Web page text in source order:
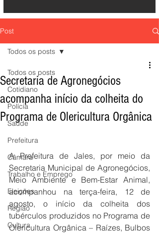
Post
Todos os posts
Cotidiano
Polícia
Saúde
Prefeitura
Câmara
Trabalho e Emprego
Eleições
Região
Cultura
Todos os posts
Secretaria de Agronegócios
acompanha início da colheita do
Programa de Olericultura Orgânica
A Prefeitura de Jales, por meio da
Secretaria Municipal de Agronegócios,
Meio Ambiente e Bem-Estar Animal,
acompanhou na terça-feira, 12 de
agosto, o início da colheita dos
tubérculos produzidos no Programa de
Olericultura Orgânica – Raízes, Bulbos